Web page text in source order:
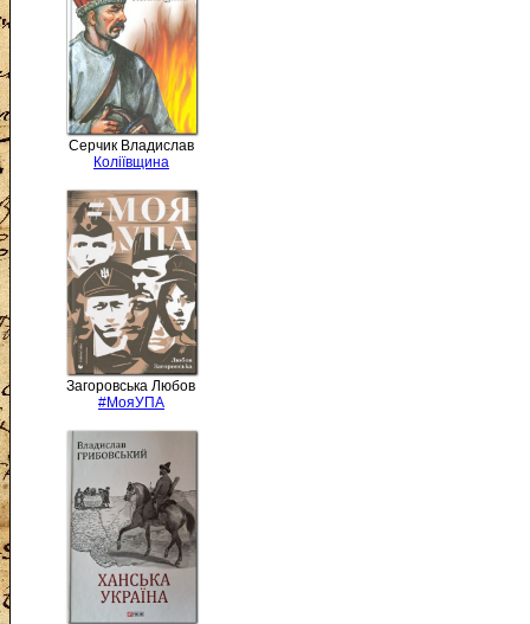
Серчик Владислав
Коліївщина
Загоровська Любов
#МояУПА